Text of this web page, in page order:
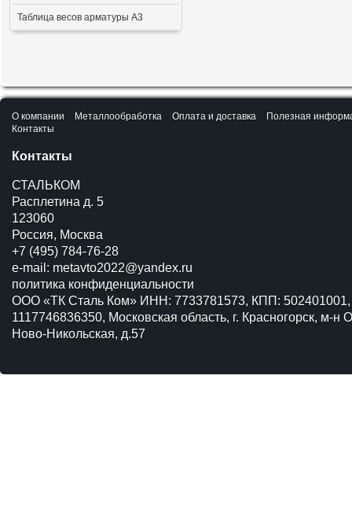
Таблица весов арматуры А3
О компании Металлообработка Оплата и доставка
Полезная
Контакты
Контакты
СТАЛЬКОМ
Расплетина д. 5
123060
Россия, Москва
+7 (495) 784-76-28
e-mail: metavto2022@yandex.ru
политика конфиденциальности
ООО «ТК Сталь Ком» ИНН: 7733781573, КПП:
1117746836350, Московская область, г. Красногорск, м-н
Ново-Никольская, д.57